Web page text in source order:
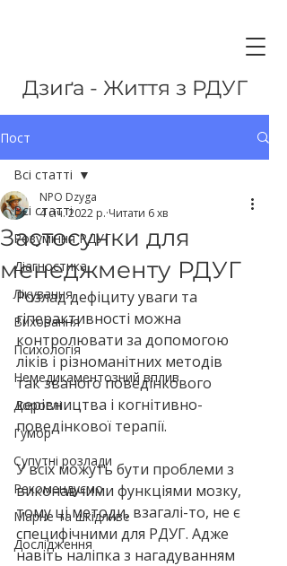
Дзиґа - Життя з РДУГ
Пост
Всі статті
Розуміння РДУГ
Діагностика
Лікування
Виховання
Психологія
Немедикаментозний вплив
Дорослі
Гумор
Супутні розлади
Рекомендуємо
Марне та шкідливе
Дослідження
Всі статті
Застосунки для
менеджменту РДУГ
NPO Dzyga
4 січ. 2022 р. Читати 6 хв
Розлад дефіциту уваги та
гіперактивності можна
контролювати за допомогою
ліків і різноманітних методів
так званого поведінкового
керівництва і когнітивно-
поведінкової терапії.
У всіх можуть бути проблеми з
виконавчими функціями мозку,
тому ці методи, взагалі-то, не є
специфічними для РДУГ. Адже
навіть наліпка з нагадуванням